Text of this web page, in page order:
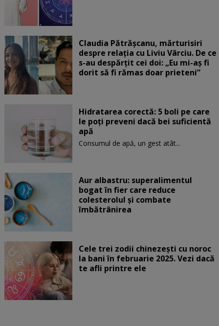
Claudia Pătrășcanu, mărturisiri
despre relația cu Liviu Vârciu. De ce
s-au despărțit cei doi: „Eu mi-aș fi
dorit să fi rămas doar prieteni”
Hidratarea corectă: 5 boli pe care
le poți preveni dacă bei suficientă
apă
Consumul de apă, un gest atât...
Aur albastru: superalimentul
bogat în fier care reduce
colesterolul și combate
îmbătrânirea
Cele trei zodii chinezești cu noroc
la bani în februarie 2025. Vezi dacă
te afli printre ele